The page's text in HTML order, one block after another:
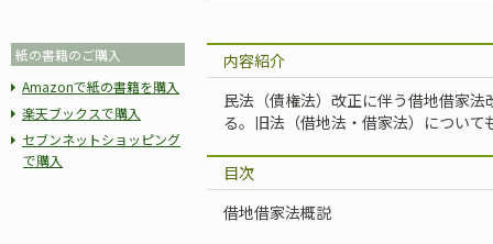
紙の書籍のご購入
Amazonで紙の書籍を購入
楽天ブックスで購入
セブンネットショッピング
で購入
内容紹介
民法（債権法）改正に伴う借地借家
る。旧法（借地法・借家法）について
目次
借地借家法概説